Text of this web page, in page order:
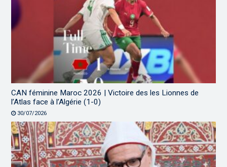
CAN féminine Maroc 2026 | Victoire des les Lionnes de
l’Atlas face à l’Algérie (1-0)
30/07/2026